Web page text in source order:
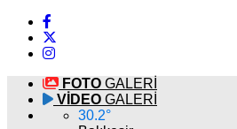
FOTO GALERİ
VİDEO GALERİ
30.2°